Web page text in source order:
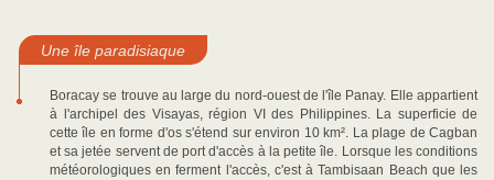
Une île paradisiaque
Boracay se trouve au large du nord-ouest de l'île Panay. Elle appartient
à l'archipel des Visayas, région VI des Philippines. La superficie de
cette île en forme d'os s'étend sur environ 10 km². La plage de Cagban
et sa jetée servent de port d'accès à la petite île. Lorsque les conditions
météorologiques en ferment l'accès, c'est à Tambisaan Beach que les